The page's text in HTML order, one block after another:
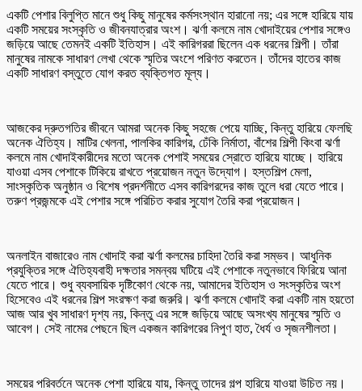
একটি পেশার বিলুপ্তি মানে শুধু কিছু মানুষের কর্মসংস্থান হারানো নয়; এর সঙ্গে হারিয়ে যায়
একটি সময়ের সংস্কৃতি ও জীবনযাত্রার অংশ। ঝর্ণা কলমে নাম খোদাইয়ের পেশার সঙ্গেও
জড়িয়ে আছে তেমনই একটি ইতিহাস। এই কারিগররা ছিলেন এক ধরনের শিল্পী। তাঁরা
মানুষের নামকে সাধারণ লেখা থেকে স্মৃতির অংশে পরিণত করতেন। তাঁদের হাতের কাজ
একটি সাধারণ বস্তুতে যোগ করত ব্যক্তিগত মূল্য।
আজকের দ্রুতগতির জীবনে আমরা অনেক কিছু সহজে পেয়ে যাচ্ছি, কিন্তু হারিয়ে ফেলছি
অনেক ঐতিহ্য। মাটির খেলনা, পালকির কারিগর, ঢেঁকি নির্মাতা, বাঁশের শিল্পী কিংবা ঝর্ণা
কলমে নাম খোদাইকারীদের মতো অনেক পেশাই সময়ের স্রোতে হারিয়ে যাচ্ছে। হারিয়ে
যাওয়া এসব পেশাকে টিকিয়ে রাখতে প্রয়োজন নতুন উদ্যোগ। হস্তশিল্প মেলা,
সাংস্কৃতিক অনুষ্ঠান ও বিশেষ প্রদর্শনীতে এসব কারিগরদের কাজ তুলে ধরা যেতে পারে।
তরুণ প্রজন্মকে এই পেশার সঙ্গে পরিচিত করার সুযোগ তৈরি করা প্রয়োজন।
অনলাইন বাজারেও নাম খোদাই করা ঝর্ণা কলমের চাহিদা তৈরি করা সম্ভব। আধুনিক
প্রযুক্তির সঙ্গে ঐতিহ্যবাহী দক্ষতার সমন্বয় ঘটিয়ে এই পেশাকে নতুনভাবে ফিরিয়ে আনা
যেতে পারে। শুধু ব্যবসায়িক দৃষ্টিকোণ থেকে নয়, আমাদের ইতিহাস ও সংস্কৃতির অংশ
হিসেবেও এই ধরনের শিল্প সংরক্ষণ করা জরুরি। ঝর্ণা কলমে খোদাই করা একটি নাম হয়তো
আজ আর খুব সাধারণ দৃশ্য নয়, কিন্তু এর সঙ্গে জড়িয়ে আছে অসংখ্য মানুষের স্মৃতি ও
আবেগ। সেই নামের পেছনে ছিল একজন কারিগরের নিপুণ হাত, ধৈর্য ও সৃজনশীলতা।
সময়ের পরিবর্তনে অনেক পেশা হারিয়ে যায়, কিন্তু তাদের গল্প হারিয়ে যাওয়া উচিত নয়।